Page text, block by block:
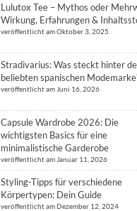
Lulutox Tee – Mythos oder
Wirkung, Erfahrungen &
veröffentlicht am Oktober 3, 2025
Stradivarius: Was steckt hinter
beliebten spanischen
veröffentlicht am Juni 16, 2026
Capsule Wardrobe 2026: Die
wichtigsten Basics für eine
minimalistische Garderobe
veröffentlicht am Januar 11, 2026
Styling-Tipps für verschiedene
Körpertypen: Dein Guide
veröffentlicht am Dezember 12, 2024